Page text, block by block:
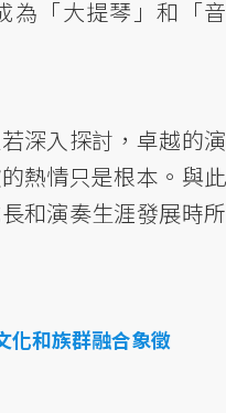
為「大提琴」和「音
深入探討，卓越的演
熱情只是根本。與此
和演奏生涯發展時所
化和族群融合象徵